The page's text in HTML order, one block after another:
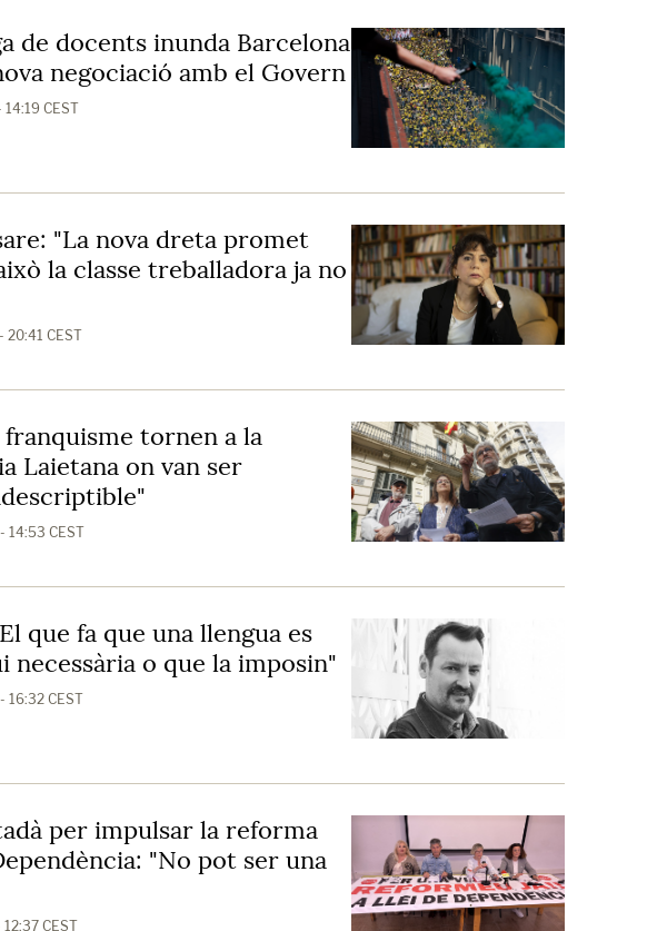
de docents inunda Barcelona
negociació amb el Govern
14:19 CEST
"La nova dreta promet
la classe treballadora ja no
20:41 CEST
franquisme tornen a la
Laietana on van ser
14:53 CEST
que fa que una llengua es
necessària o que la imposin"
16:32 CEST
per impulsar la reforma
"No pot ser una
CEST